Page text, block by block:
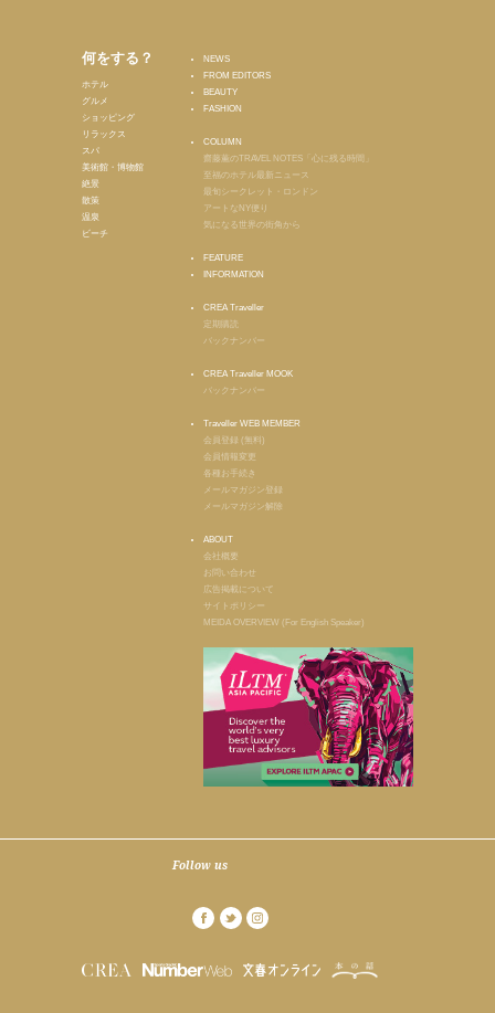
何をする？
ホテル
グルメ
ショッピング
リラックス
スパ
美術館・博物館
絶景
散策
温泉
ビーチ
NEWS
FROM EDITORS
BEAUTY
FASHION
COLUMN
齋藤薫のTRAVEL NOTES「心に残る時間」
至福のホテル最新ニュース
最旬シークレット・ロンドン
アートなNY便り
気になる世界の街角から
FEATURE
INFORMATION
CREA Traveller
定期購読
バックナンバー
CREA Traveller MOOK
バックナンバー
Traveller WEB MEMBER
会員登録 (無料)
会員情報変更
各種お手続き
メールマガジン登録
メールマガジン解除
ABOUT
会社概要
お問い合わせ
広告掲載について
サイトポリシー
MEIDA OVERVIEW (For English Speaker)
Follow us